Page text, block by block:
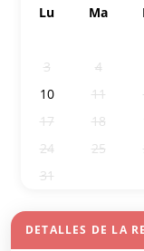
Lu
Ma
3
4
10
11
17
18
24
25
31
DETALLES DE LA